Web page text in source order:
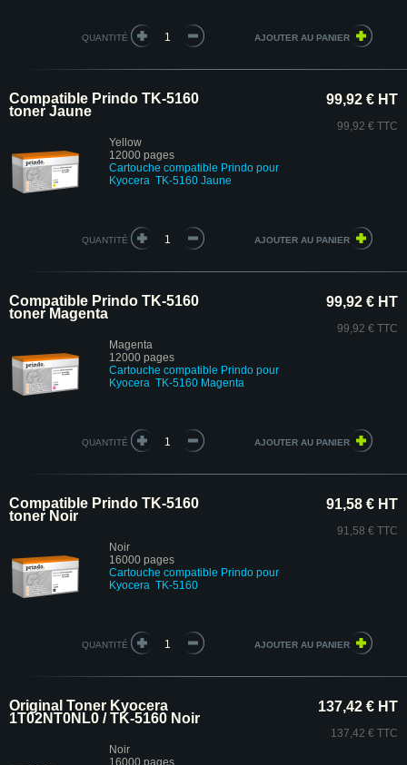
QUANTITÉ
Compatible Prindo TK-5160
toner Jaune
Yellow
12000 pages
Cartouche compatible Prindo pour
Kyocera TK-5160 Jaune
99,92 € HT
99,92 € TTC
QUANTITÉ
Compatible Prindo TK-5160
toner Magenta
Magenta
12000 pages
Cartouche compatible Prindo pour
Kyocera TK-5160 Magenta
99,92 € HT
99,92 € TTC
QUANTITÉ
Compatible Prindo TK-5160
toner Noir
Noir
16000 pages
Cartouche compatible Prindo pour
Kyocera TK-5160
91,58 € HT
91,58 € TTC
QUANTITÉ
Original Toner Kyocera
1T02NT0NL0 / TK-5160 Noir
Noir
16000 pages
137,42 € HT
137,42 € TTC